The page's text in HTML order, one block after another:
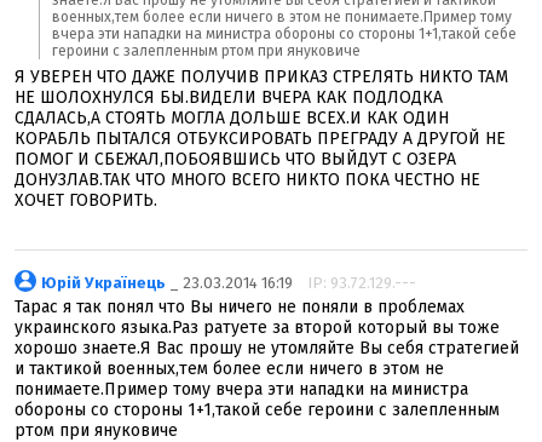
военных,тем более если ничего в этом не понимаете.Пример тому
вчера эти нападки на министра обороны со стороны 1+1,такой себе
героини с залепленным ртом при януковиче
Я УВЕРЕН ЧТО ДАЖЕ ПОЛУЧИВ ПРИКАЗ СТРЕЛЯТЬ НИКТО ТАМ
НЕ ШОЛОХНУЛСЯ БЫ.ВИДЕЛИ ВЧЕРА КАК ПОДЛОДКА
СДАЛАСЬ,А СТОЯТЬ МОГЛА ДОЛЬШЕ ВСЕХ.И КАК ОДИН
КОРАБЛЬ ПЫТАЛСЯ ОТБУКСИРОВАТЬ ПРЕГРАДУ А ДРУГОЙ НЕ
ПОМОГ И СБЕЖАЛ,ПОБОЯВШИСЬ ЧТО ВЫЙДУТ С ОЗЕРА
ДОНУЗЛАВ.ТАК ЧТО МНОГО ВСЕГО НИКТО ПОКА ЧЕСТНО НЕ
ХОЧЕТ ГОВОРИТЬ.
Юрій Українець _ 23.03.2014 16:19 IP: 93.72.129.---
Тарас я так понял что Вы ничего не поняли в проблемах
украинского языка.Раз ратуете за второй который вы тоже
хорошо знаете.Я Вас прошу не утомляйте Вы себя стратегией
и тактикой военных,тем более если ничего в этом не
понимаете.Пример тому вчера эти нападки на министра
обороны со стороны 1+1,такой себе героини с залепленным
ртом при януковиче